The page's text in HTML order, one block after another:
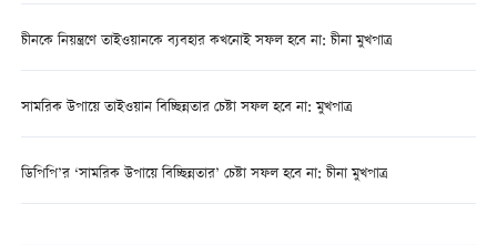
চীনকে নিয়ন্ত্রণে তাইওয়ানকে ব্যবহার কখনোই সফল হবে না: চীনা মুখপাত্র
সামরিক উপায়ে তাইওয়ান বিচ্ছিন্নতার চেষ্টা সফল হবে না: মুখপাত্র
ডিপিপি’র ‘সামরিক উপায়ে বিচ্ছিন্নতার’ চেষ্টা সফল হবে না: চীনা মুখপাত্র